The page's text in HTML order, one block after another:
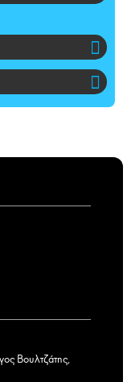
Βουλτζάτης,